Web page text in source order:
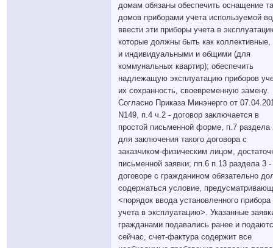
домам обязаны обеспечить оснащение
домов приборами учета используемой
ввести эти приборы учета в
которые должны быть как коллективные,
и индивидуальными и общими (для
коммунальных квартир); обеспечить
надлежащую эксплуатацию приборов
их сохранность, своевременную замену.
Согласно Приказа Минэнерго от
N149, п.4 ч.2 - договор заключается в
простой письменной форме, п.7 раздела
для заключения такого договора с
заказчиком-физическим лицом,
письменной заявки; пп.6 п.13 раздела 3 -
договоре с гражданином обязательно
содержаться условие,
<порядок ввода установленного прибора
учета в эксплуатацию>. Указанные
гражданами подавались ранее и
сейчас, счет-фактура содержит все